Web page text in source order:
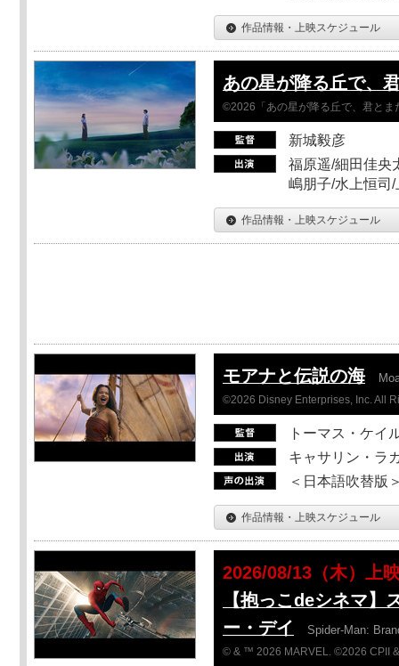
作品情報・上映スケジュール
あの星が降る丘で、
©2026「あの星が降る丘で、君とま
新城毅彦
福原遥/細田佳央
嶋朋子/水上恒司
作品情報・上映スケジュール
モアナと伝説の海
©2026 Disney Enterprises, Inc. All
トーマス・ケイ
キャサリン・ラ
＜日本語吹替版
作品情報・上映スケジュール
2026/08/13（木）上
【抱っこdeシネマ】
ー・デイ
Spider-Man:
© & ™ 2026 MARVEL. ©2026 CPII